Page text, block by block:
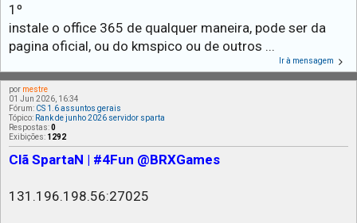
1º
instale o office 365 de qualquer maneira, pode ser da
pagina oficial, ou do kmspico ou de outros ...
Ir à mensagem
por mestre
01 Jun 2026, 16:34
Fórum: CS 1.6 assuntos gerais
Tópico: Rank de junho 2026 servidor sparta
Respostas:0
Exibições: 1292
Clã SpartaN | #4Fun @BRXGames
131.196.198.56:27025